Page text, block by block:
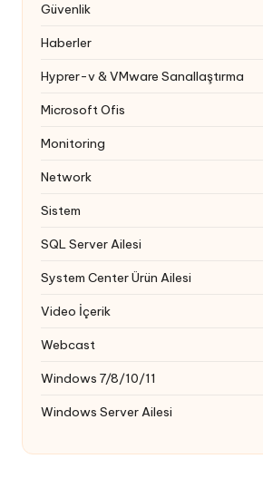
Güvenlik
Haberler
Hyprer-v & VMware Sanallaştırma
Microsoft Ofis
Monitoring
Network
Sistem
SQL Server Ailesi
System Center Ürün Ailesi
Video İçerik
Webcast
Windows 7/8/10/11
Windows Server Ailesi